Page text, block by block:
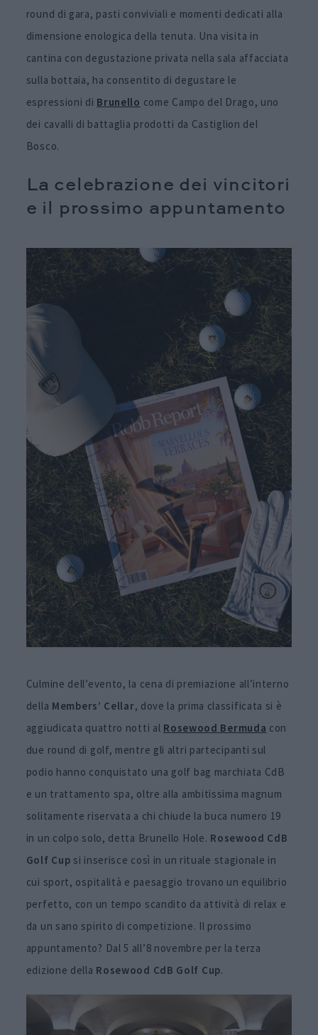
round di gara, pasti conviviali e momenti dedicati alla
dimensione enologica della tenuta. Una visita in
cantina con degustazione privata nella sala affacciata
sulla bottaia, ha consentito di degustare le
espressioni di Brunello come Campo del Drago, uno
dei cavalli di battaglia prodotti da Castiglion del
Bosco.
La celebrazione dei vincitori
e il prossimo appuntamento
Culmine dell’evento, la cena di premiazione all’interno
della Members’ Cellar, dove la prima classificata si è
aggiudicata quattro notti al Rosewood Bermuda con
due round di golf, mentre gli altri partecipanti sul
podio hanno conquistato una golf bag marchiata CdB
e un trattamento spa, oltre alla ambitissima magnum
solitamente riservata a chi chiude la buca numero 19
in un colpo solo, detta Brunello Hole. Rosewood CdB
Golf Cup si inserisce così in un rituale stagionale in
cui sport, ospitalità e paesaggio trovano un equilibrio
perfetto, con un tempo scandito da attività di relax e
da un sano spirito di competizione. Il prossimo
appuntamento? Dal 5 all’8 novembre per la terza
edizione della Rosewood CdB Golf Cup.